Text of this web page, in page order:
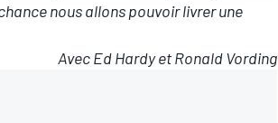
nous allons pouvoir livrer une
Avec Ed Hardy et Ronald Vording